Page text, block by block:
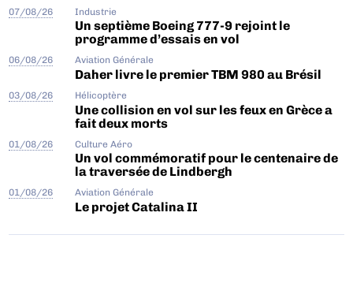
07/08/26 Industrie
Un septième Boeing 777-9 rejoint le
programme d’essais en vol
06/08/26 Aviation Générale
Daher livre le premier TBM 980 au Brésil
03/08/26 Hélicoptère
Une collision en vol sur les feux en Grèce a
fait deux morts
01/08/26 Culture Aéro
Un vol commémoratif pour le centenaire de
la traversée de Lindbergh
01/08/26 Aviation Générale
Le projet Catalina II